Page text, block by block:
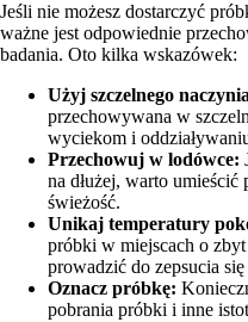
Jeśli nie możesz dostarczyć
ważne jest odpowiednie
badania. Oto kilka wskazówek:
Użyj szczelnego
przechowywana w
wyciekom i
Przechowuj w lodówce:
na dłużej, warto
świeżość.
Unikaj temperatury
próbki w miejscach o
prowadzić do zepsucia się
Oznacz próbkę:
pobrania próbki i inne